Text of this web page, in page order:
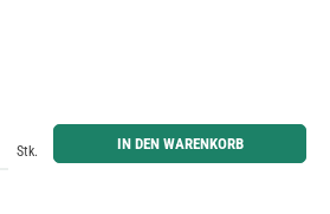
Wert ein oder benutze die Schaltflächen um die Anzahl zu
Stk. IN DEN WARENKORB